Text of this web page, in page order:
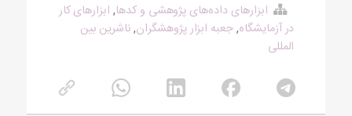
ابزارهای داده‌های پژوهشی و کدها, ابزارهای کار
در آزمایشگاه,جعبه ابزار پژوهشگران,ناشرین بین
المللی